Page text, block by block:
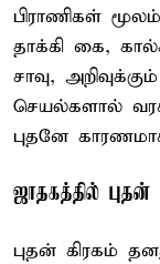
பிராணிகள்
தாக்கி கை,
சாவு,
செயல்களால்
புதனே
ஜாதகத்தில்
புதன் கிரகம்